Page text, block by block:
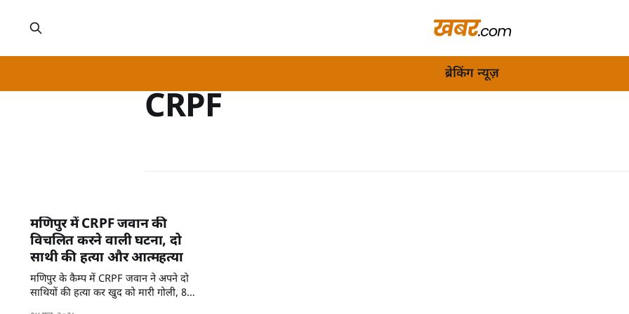
ब्रेकिंग न्यूज़
CRPF
मणिपुर में CRPF जवान की
विचलित करने वाली घटना, दो
साथी की हत्या और आत्महत्या
मणिपुर के कैम्प में CRPF जवान ने अपने दो
साथियों की हत्या कर खुद को मारी गोली, 8